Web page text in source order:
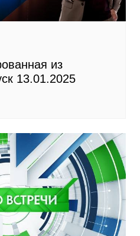
из
13.01.2025